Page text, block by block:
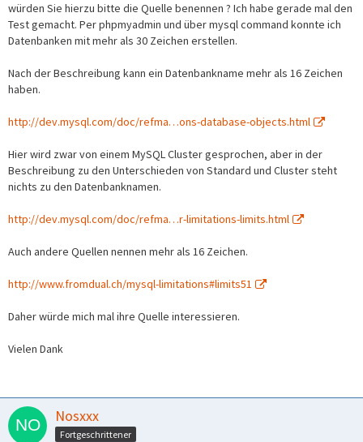
würden Sie hierzu bitte die Quelle benennen ? Ich habe gerade mal den
Test gemacht. Per phpmyadmin und über mysql command konnte ich
Datenbanken mit mehr als 30 Zeichen erstellen.
Nach der Beschreibung kann ein Datenbankname mehr als 16 Zeichen
haben.
http://dev.mysql.com/doc/refma…ons-database-objects.html
Hier wird zwar von einem MySQL Cluster gesprochen, aber in der
Beschreibung zu den Unterschieden von Standard und Cluster steht
nichts zu den Datenbanknamen.
http://dev.mysql.com/doc/refma…r-limitations-limits.html
Auch andere Quellen nennen mehr als 16 Zeichen.
http://www.fromdual.ch/mysql-limitations#limits51
Daher würde mich mal ihre Quelle interessieren.
Vielen Dank
Nosxxx
Fortgeschrittener